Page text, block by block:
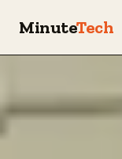
MinuteTech